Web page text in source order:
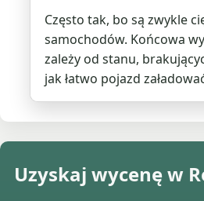
Często tak, bo są zwykle
samochodów. Końcowa
zależy od stanu,
jak łatwo pojazd
Uzyskaj wycenę w